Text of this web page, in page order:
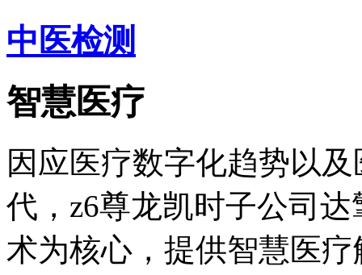
中医检测
智慧医疗
因应医疗数字化趋势以
代，z6尊龙凯时子公司达
术为核心，提供智慧医